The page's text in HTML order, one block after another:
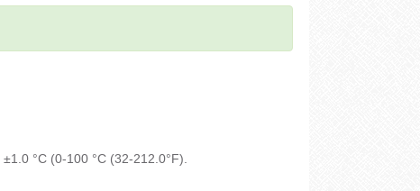
°C (0-100 °C (32-212.0°F).